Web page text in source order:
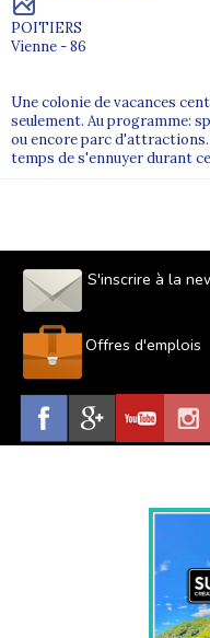
POITIERS
Vienne - 86
Une colonie de vacances
seulement. Au programme:
ou encore parc d'attractions.
temps de s'ennuyer durant
S'inscrire à la
Offres d'emplois